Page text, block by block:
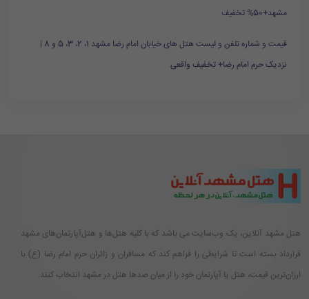
مشهد+50% تخفیف
قیمت و شماره تلفن و لیست هتل های خیابان امام رضا مشهد 1، 2، 3، 5 و 8 |
نزدیک حرم امام رضا+ تخفیف واقعی
هتل مشهد آنلاین، یک وب‌سایت می باشد که با کلیه هتل‌ها و هتل‌آپارتمان‌های مشهد
قرارداد بسته است تا شرایطی را فراهم کند که مسافران و زائران حرم امام رضا (ع) با
ارزان‌ترین قیمت، هتل یا آپارتمان خود را از میان صدها هتل در مشهد انتخاب کنند.